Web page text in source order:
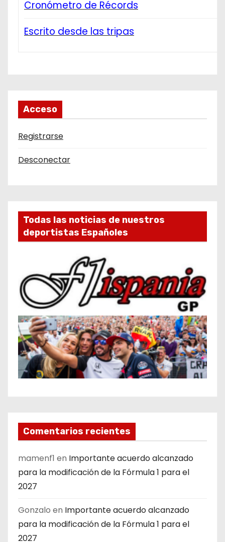
Cronómetro de Récords
Escrito desde las tripas
Acceso
Registrarse
Desconectar
Todas las noticias de nuestros
deportistas Españoles
Comentarios recientes
mamenf1 en Importante acuerdo alcanzado
para la modificación de la Fórmula 1 para el
2027
Gonzalo en Importante acuerdo alcanzado
para la modificación de la Fórmula 1 para el
2027